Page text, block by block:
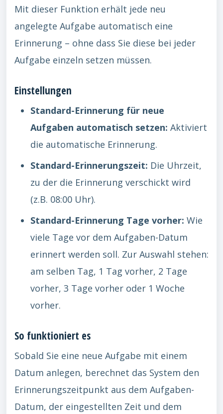
Mit dieser Funktion erhält jede neu
angelegte Aufgabe automatisch eine
Erinnerung – ohne dass Sie diese bei jeder
Aufgabe einzeln setzen müssen.
Einstellungen
Standard-Erinnerung für neue
Aufgaben automatisch setzen: Aktiviert
die automatische Erinnerung.
Standard-Erinnerungszeit: Die Uhrzeit,
zu der die Erinnerung verschickt wird
(z.B. 08:00 Uhr).
Standard-Erinnerung Tage vorher: Wie
viele Tage vor dem Aufgaben-Datum
erinnert werden soll. Zur Auswahl stehen:
am selben Tag, 1 Tag vorher, 2 Tage
vorher, 3 Tage vorher oder 1 Woche
vorher.
So funktioniert es
Sobald Sie eine neue Aufgabe mit einem
Datum anlegen, berechnet das System den
Erinnerungszeitpunkt aus dem Aufgaben-
Datum, der eingestellten Zeit und dem